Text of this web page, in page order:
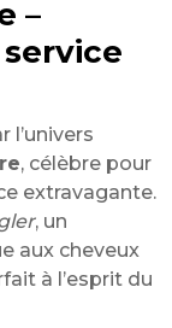
–
l’univers
, célèbre pour
extravagante.
, un
aux cheveux
à l’esprit du